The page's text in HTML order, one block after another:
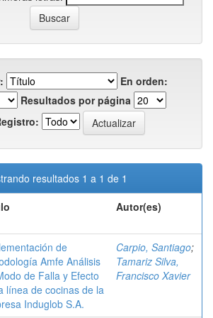
En orden:
Resultados por página
resultados 1 a 1 de 1
Autor(es)
de
Amfe Análisis
de Falla y Efecto
línea de cocinas de la
Induglob S.A.
Carpio, Santiago;
Tamariz Silva,
Francisco Xavier